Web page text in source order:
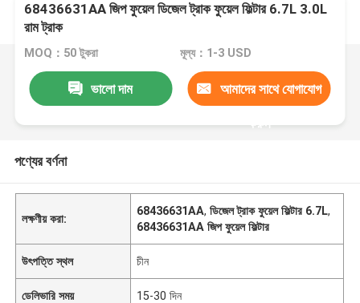
68436631AA জিপ ফুয়েল ডিজেল ট্রাক ফুয়েল ফিল্টার 6.7L 3.0L
রাম ট্রাক
MOQ：50 টুকরা মূল্য：1-3 USD
ভালো দাম আমাদের সাথে যোগাযোগ
করুন
পণ্যের বর্ণনা
লক্ষণীয় করা:
68436631AA,ডিজেল ট্রাক ফুয়েল ফিল্টার 6.7L,
68436631AA জিপ ফুয়েল ফিল্টার
উৎপত্তি স্থল চীন
ডেলিভারি সময় 15-30 দিন